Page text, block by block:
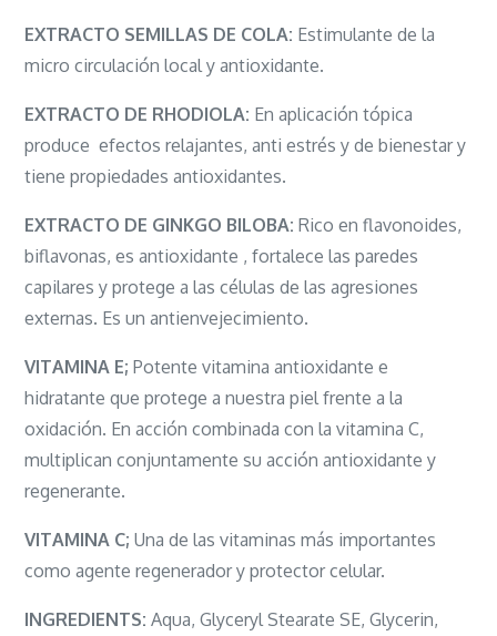
EXTRACTO SEMILLAS DE COLA: Estimulante de la
micro circulación local y antioxidante.
EXTRACTO DE RHODIOLA: En aplicación tópica
produce efectos relajantes, anti estrés y de bienestar y
tiene propiedades antioxidantes.
EXTRACTO DE GINKGO BILOBA: Rico en flavonoides,
biflavonas, es antioxidante , fortalece las paredes
capilares y protege a las células de las agresiones
externas. Es un antienvejecimiento.
VITAMINA E; Potente vitamina antioxidante e
hidratante que protege a nuestra piel frente a la
oxidación. En acción combinada con la vitamina C,
multiplican conjuntamente su acción antioxidante y
regenerante.
VITAMINA C; Una de las vitaminas más importantes
como agente regenerador y protector celular.
INGREDIENTS: Aqua, Glyceryl Stearate SE, Glycerin,